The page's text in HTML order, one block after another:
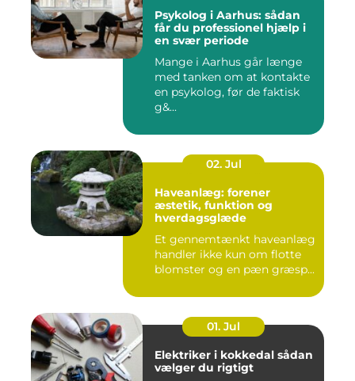
Psykolog i Aarhus: sådan
får du professionel hjælp i
en svær periode
Mange i Aarhus går længe
med tanken om at kontakte
en psykolog, før de faktisk
g&...
02. Jul
Haveanlæg: forener
æstetik, funktion og
hverdagsglæde
Et gennemtænkt haveanlæg
handler ikke kun om flotte
blomster og en pæn græsp...
01. Jul
Elektriker i kokkedal sådan
vælger du rigtigt